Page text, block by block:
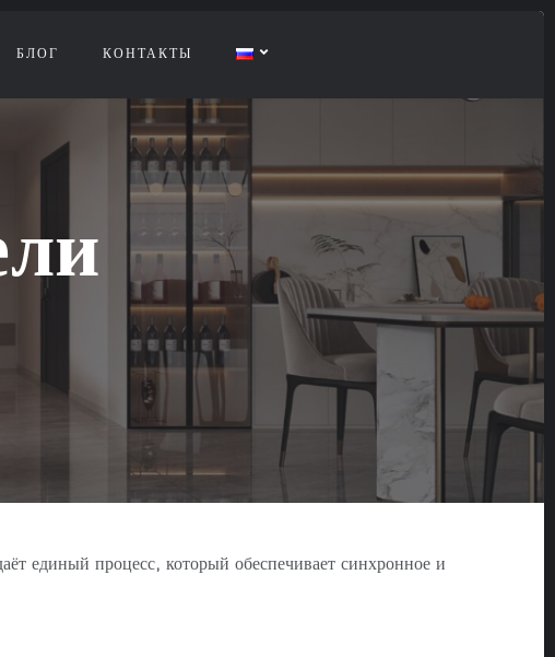
БЛОГ КОНТАКТЫ
единый процесс, который обеспечивает синхронное и